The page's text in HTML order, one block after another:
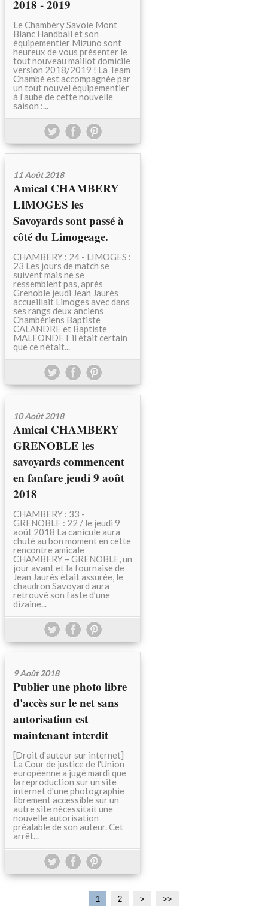
2018 - 2019
Le Chambéry Savoie Mont
Blanc Handball et son
équipementier Mizuno sont
heureux de vous présenter le
tout nouveau maillot domicile
version 2018/2019 ! La Team
Chambé est accompagnée par
un tout nouvel équipementier
à l’aube de cette nouvelle
saison :...
11 Août 2018
Amical CHAMBERY
LIMOGES les
Savoyards sont passé à
côté du Limogeage.
CHAMBERY : 24 - LIMOGES :
23 Les jours de match se
suivent mais ne se
ressemblent pas, après
Grenoble jeudi Jean Jaurès
accueillait Limoges avec dans
ses rangs deux anciens
Chambériens Baptiste
CALANDRE et Baptiste
MALFONDET il était certain
que ce n’était...
10 Août 2018
Amical CHAMBERY
GRENOBLE les
savoyards commencent
en fanfare jeudi 9 août
2018
CHAMBERY : 33 -
GRENOBLE : 22 / le jeudi 9
août 2018 La canicule aura
chuté au bon moment en cette
rencontre amicale
CHAMBERY – GRENOBLE, un
jour avant et la fournaise de
Jean Jaurès était assurée, le
chaudron Savoyard aura
retrouvé son faste d’une
dizaine...
9 Août 2018
Publier une photo libre
d'accès sur le net sans
autorisation est
maintenant interdit
[Droit d'auteur sur internet]
La Cour de justice de l'Union
européenne a jugé mardi que
la reproduction sur un site
internet d'une photographie
librement accessible sur un
autre site nécessitait une
nouvelle autorisation
préalable de son auteur. Cet
arrêt...
1 2 > >>